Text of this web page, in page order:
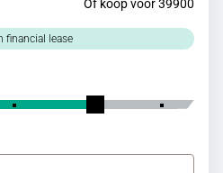
Of koop voor 39900
financial lease